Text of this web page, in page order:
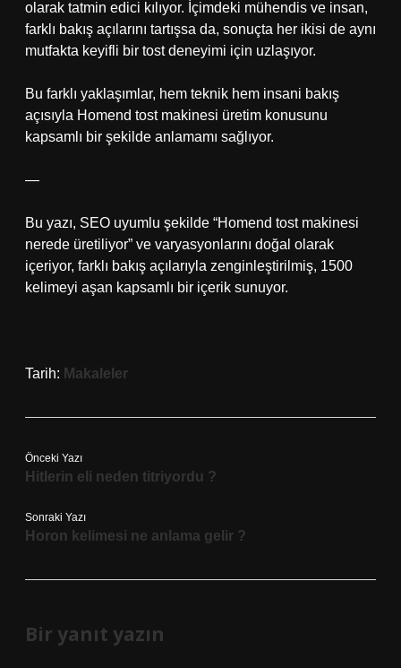
olarak tatmin edici kılıyor. İçimdeki mühendis ve insan,
farklı bakış açılarını tartışsa da, sonuçta her ikisi de aynı
mutfakta keyifli bir tost deneyimi için uzlaşıyor.
Bu farklı yaklaşımlar, hem teknik hem insani bakış
açısıyla Homend tost makinesi üretim konusunu
kapsamlı bir şekilde anlamamı sağlıyor.
—
Bu yazı, SEO uyumlu şekilde “Homend tost makinesi
nerede üretiliyor” ve varyasyonlarını doğal olarak
içeriyor, farklı bakış açılarıyla zenginleştirilmiş, 1500
kelimeyi aşan kapsamlı bir içerik sunuyor.
Tarih: Makaleler
Önceki Yazı
Hitlerin eli neden titriyordu ?
Sonraki Yazı
Horon kelimesi ne anlama gelir ?
Bir yanıt yazın